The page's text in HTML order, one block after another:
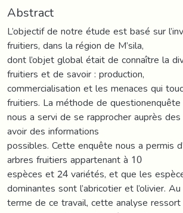
Abstract
L’objectif de notre étude est basé sur
fruitiers, dans la région de M’sila,
dont l’objet global était de connaître la
fruitiers et de savoir : production,
commercialisation et les menaces qui
fruitiers. La méthode de questionenquête
nous a servi de se rapprocher auprès
avoir des informations
possibles. Cette enquête nous a permis
arbres fruitiers appartenant à 10
espèces et 24 variétés, et que les
dominantes sont l’abricotier et l’olivier. Au
terme de ce travail, cette analyse